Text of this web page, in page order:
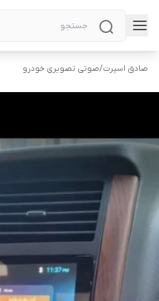
صادق اسپرت/صوتی تصویری خودرو